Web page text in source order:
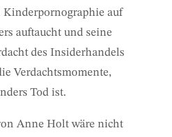
Kinderpornographie auf
auftaucht und seine
des Insiderhandels
Verdachtsmomente,
Tod ist.
Anne Holt wäre nicht